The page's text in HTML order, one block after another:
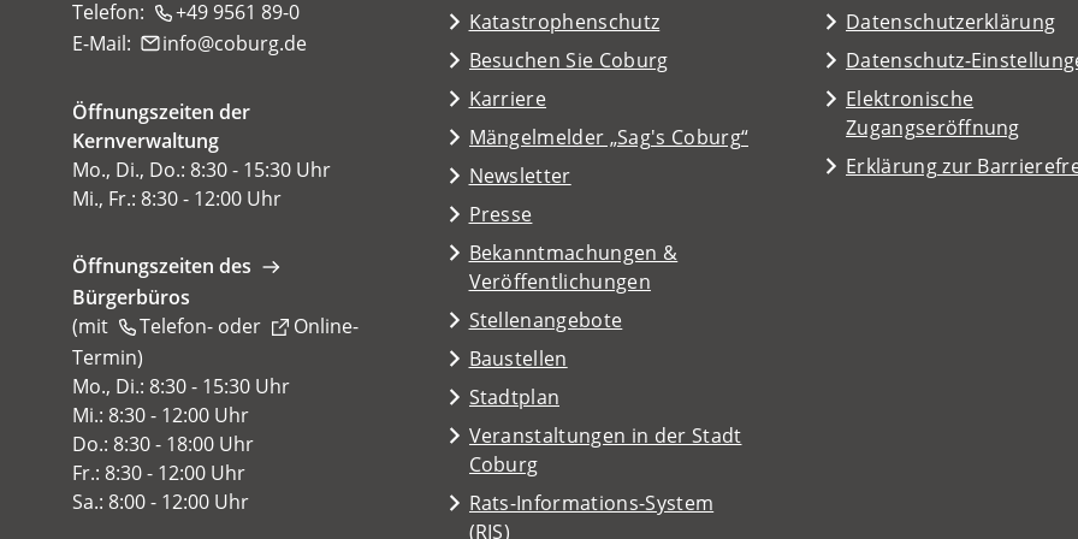
Telefon:
+49 9561 89-0
E-Mail:
info coburg de
Öffnungszeiten der
Kernverwaltung
Mo., Di., Do.: 8:30 - 15:30 Uhr
Mi., Fr.: 8:30 - 12:00 Uhr
Öffnungszeiten des
Bürgerbüros
(mit
Telefon- oder
Online-
Termin
(Öffnet
in
einem
neuen
Tab)
)
Mo., Di.: 8:30 - 15:30 Uhr
Mi.: 8:30 - 12:00 Uhr
Do.: 8:30 - 18:00 Uhr
Fr.: 8:30 - 12:00 Uhr
Sa.: 8:00 - 12:00 Uhr
Katastrophenschutz
Besuchen Sie Coburg
(Öffnet
in
neuen
Tab)
Karriere
Mängelmelder „Sag's Coburg“
(Öffnet
in
neuen
Tab)
Newsletter
Presse
Bekanntmachungen &
Veröffentlichungen
Stellenangebote
Baustellen
Stadtplan
(Öffnet
in
einem
Tab)
Veranstaltungen in der Stadt
Coburg
(Öffnet
in
einem
Rats-Informations-System
(RIS)
(Öffnet
Datenschutzerklärung
Datenschutz-
Elektronische
Zugangseröffnung
Erklärung zur